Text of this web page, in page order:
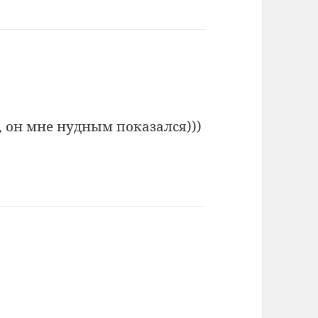
он мне нудным показался)))